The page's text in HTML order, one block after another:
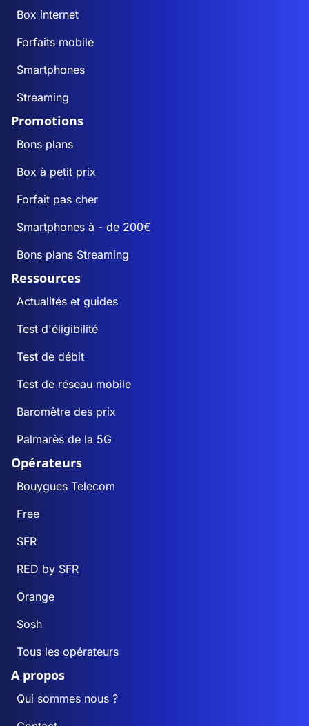
Box internet
Forfaits mobile
Smartphones
Streaming
Promotions
Bons plans
Box à petit prix
Forfait pas cher
Smartphones à - de 200€
Bons plans Streaming
Ressources
Actualités et guides
Test d'éligibilité
Test de débit
Test de réseau mobile
Baromètre des prix
Palmarès de la 5G
Opérateurs
Bouygues Telecom
Free
SFR
RED by SFR
Orange
Sosh
Tous les opérateurs
A propos
Qui sommes nous ?